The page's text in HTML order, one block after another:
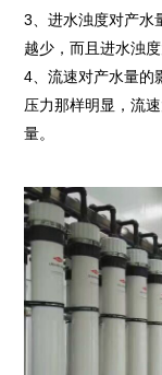
3、进水浊度对产水
越少，而且进水浊
4、流速对产水量的
压力那样明显，流
量。